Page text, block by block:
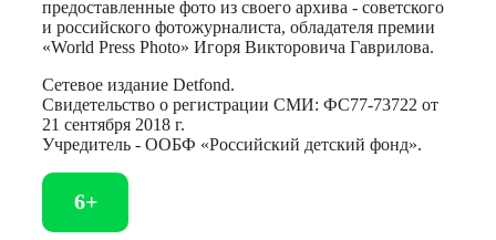
предоставленные фото из своего архива - советского
и российского фотожурналиста, обладателя премии
«World Press Photo» Игоря Викторовича Гаврилова.
Сетевое издание Detfond.
Свидетельство о регистрации СМИ: ФС77-73722 от
21 сентября 2018 г.
Учредитель - ООБФ «Российский детский фонд».
6+